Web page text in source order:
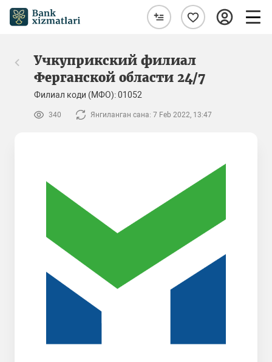
Учкуприкский филиал
Ферганской области 24/7
Филиал коди (МФО): 01052
340 Янгиланган сана: 7 Feb 2022, 13:47